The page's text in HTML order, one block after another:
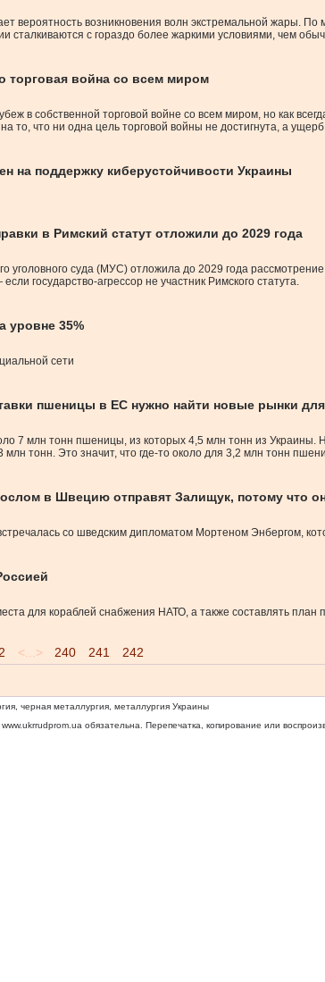
вероятность возникновения волн экстремальной
с гораздо более жаркими условиями, чем
торговая война со всем миром
в собственной торговой войне со всем миром, но как
то, что ни одна цель торговой войны не достигнута, а
на поддержку киберустойчивости Украины
в Римский статут отложили до 2029 года
уголовного суда (МУС) отложила до 2029 года
государство-агрессор не участник Римского статута.
уровне 35%
сети
пшеницы в ЕС нужно найти новые рынки
7 млн тонн пшеницы, из которых 4,5 млн тонн из
тонн. Это значит, что где-то около для 3,2 млн тонн
в Швецию отправят Залищук, потому что
со шведским дипломатом Мортеном Энбергом,
для кораблей снабжения НАТО, а также составлять план
<...> 240 241 242
черная металлургия, металлургия Украины
www.ukrrudprom.ua обязательна. Перепечатка, копирование или